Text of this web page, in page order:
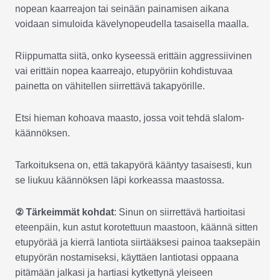
nopean kaarreajon tai seinään painamisen aikana
voidaan simuloida kävelynopeudella tasaisella maalla.
Riippumatta siitä, onko kyseessä erittäin aggressiivinen
vai erittäin nopea kaarreajo, etupyöriin kohdistuvaa
painetta on vähitellen siirrettävä takapyörille.
Etsi hieman kohoava maasto, jossa voit tehdä slalom-
käännöksen.
Tarkoituksena on, että takapyörä kääntyy tasaisesti, kun
se liukuu käännöksen läpi korkeassa maastossa.
② Tärkeimmät kohdat: Sinun on siirrettävä hartioitasi
eteenpäin, kun astut korotettuun maastoon, käännä sitten
etupyörää ja kierrä lantiota siirtääksesi painoa taaksepäin
etupyörän nostamiseksi, käyttäen lantiotasi oppaana
pitämään jalkasi ja hartiasi kytkettynä yleiseen